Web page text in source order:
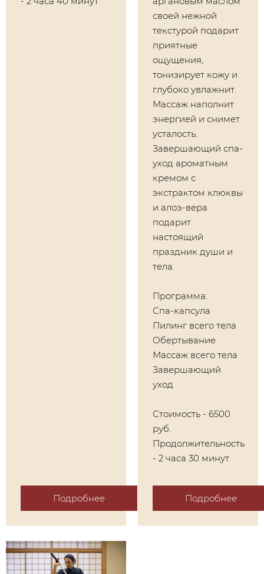
Подробнее
своей нежной
текстурой подарит
приятные
ощущения,
тонизирует кожу и
глубоко увлажнит.
Массаж наполнит
энергией и снимет
усталость.
Завершающий спа-
уход ароматным
кремом с
экстрактом клюквы
и алоэ-вера
подарит
настоящий
праздник души и
тела.
Программа:
Спа-капсула
Пилинг всего тела
Обертывание
Массаж всего тела
Завершающий
уход
Стоимость - 6500
руб.
Продолжительность
- 2 часа 30 минут
Подробнее